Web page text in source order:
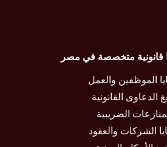
قانونية متخصصة في مصر
الموظفين والعمل
الدعاوى القانونية
الضريبية
الشركات والعقود